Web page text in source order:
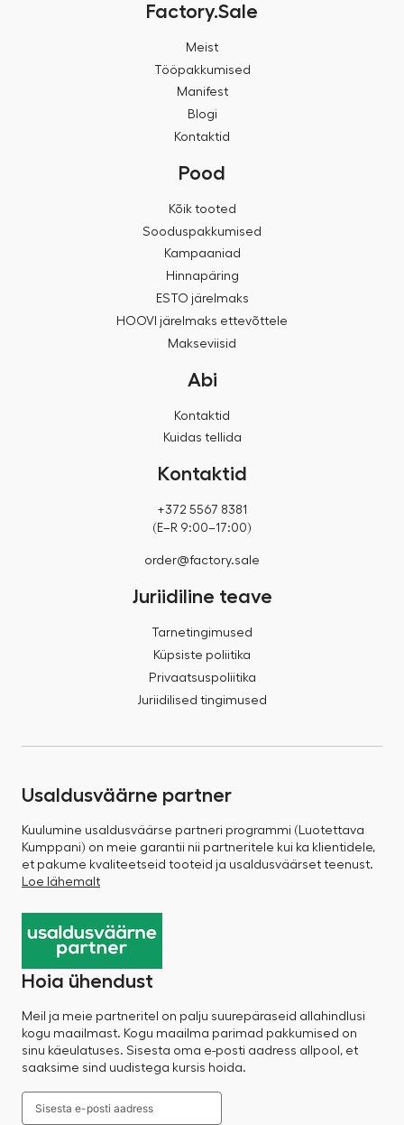
Factory.Sale
Meist
Tööpakkumised
Manifest
Blogi
Kontaktid
Pood
Kõik tooted
Sooduspakkumised
Kampaaniad
Hinnapäring
ESTO järelmaks
HOOVI järelmaks ettevõttele
Makseviisid
Abi
Kontaktid
Kuidas tellida
Kontaktid
+372 5567 8381
(E–R 9:00–17:00)
order@factory.sale
Juriidiline teave
Tarnetingimused
Küpsiste poliitika
Privaatsuspoliitika
Juriidilised tingimused
Usaldusväärne partner
Kuulumine usaldusväärse partneri programmi (Luotettava
Kumppani) on meie garantii nii partneritele kui ka klientidele,
et pakume kvaliteetseid tooteid ja usaldusväärset teenust.
Loe lähemalt
Hoia ühendust
Meil ja meie partneritel on palju suurepäraseid allahindlusi
kogu maailmast. Kogu maailma parimad pakkumised on
sinu käeulatuses. Sisesta oma e-posti aadress allpool, et
saaksime sind uudistega kursis hoida.